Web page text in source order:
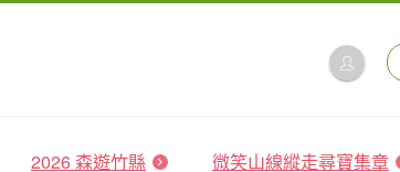
2026 森遊竹縣 微笑山線縱走尋寶集章